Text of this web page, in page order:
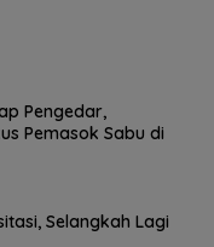
Pengedar,
Pemasok Sabu di
Selangkah Lagi